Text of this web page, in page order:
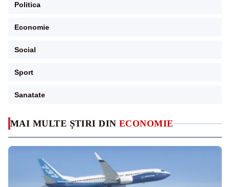
MAI MULTE ȘTIRI DIN ECONOMIE
Politica
Economie
Social
Sport
Sanatate